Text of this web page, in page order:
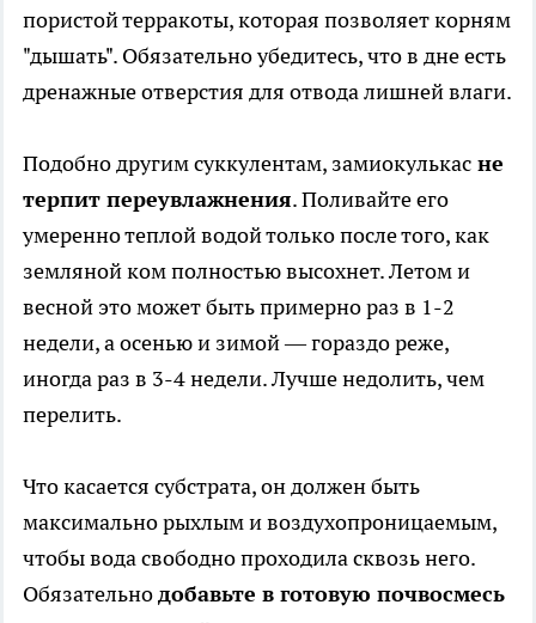
пористой терракоты, которая позволяет корням
"дышать". Обязательно убедитесь, что в дне есть
дренажные отверстия для отвода лишней влаги.
Подобно другим суккулентам, замиокулькас не
терпит переувлажнения. Поливайте его
умеренно теплой водой только после того, как
земляной ком полностью высохнет. Летом и
весной это может быть примерно раз в 1-2
недели, а осенью и зимой — гораздо реже,
иногда раз в 3-4 недели. Лучше недолить, чем
перелить.
Что касается субстрата, он должен быть
максимально рыхлым и воздухопроницаемым,
чтобы вода свободно проходила сквозь него.
Обязательнодобавьте в готовую почвосмесь